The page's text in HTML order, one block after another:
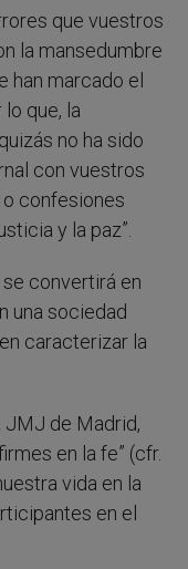
que vuestros
la mansedumbre
han marcado el
que, la
no ha sido
con vuestros
confesiones
y la paz”.
convertirá en
una sociedad
caracterizar la
JMJ de Madrid,
en la fe” (cfr.
vida en la
en el